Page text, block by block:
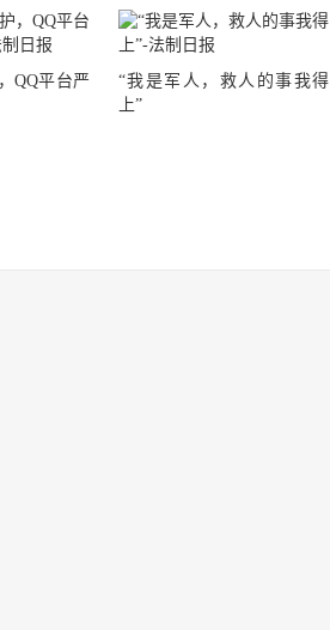
QQ平台严
“我是军人，救人的事我得
上”